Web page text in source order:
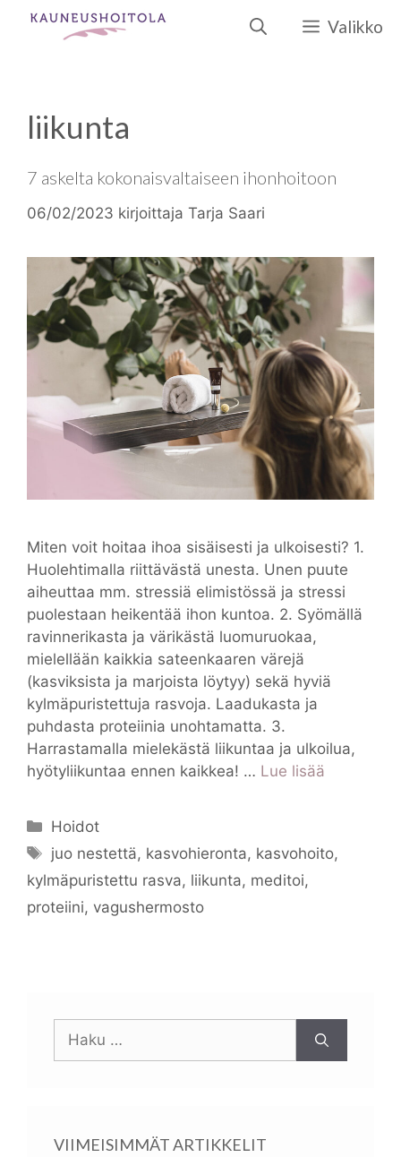
Siirry
Valikko
liikunta
7 askelta kokonaisvaltaiseen ihonhoitoon
06/02/2023 kirjoittaja Tarja Saari
Miten voit hoitaa ihoa sisäisesti ja ulkoisesti? 1.
Huolehtimalla riittävästä unesta. Unen puute
aiheuttaa mm. stressiä elimistössä ja stressi
puolestaan heikentää ihon kuntoa. 2. Syömällä
ravinnerikasta ja värikästä luomuruokaa,
mielellään kaikkia sateenkaaren värejä
(kasviksista ja marjoista löytyy) sekä hyviä
kylmäpuristettuja rasvoja. Laadukasta ja
puhdasta proteiinia unohtamatta. 3.
Harrastamalla mielekästä liikuntaa ja ulkoilua,
hyötyliikuntaa ennen kaikkea! … Lue lisää
Kategoriat
Hoidot
Avainsanat
juo nestettä, kasvohieronta, kasvohoito,
kylmäpuristettu rasva, liikunta, meditoi,
proteiini, vagushermosto
VIIMEISIMMÄT ARTIKKELIT